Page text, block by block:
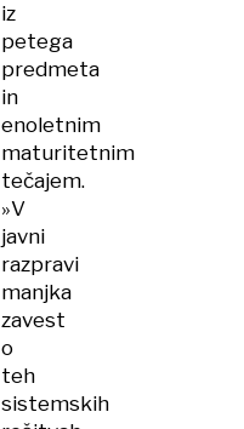
iz
petega
predmeta
in
enoletnim
maturitetnim
tečajem.
»V
javni
razpravi
manjka
zavest
o
teh
sistemskih